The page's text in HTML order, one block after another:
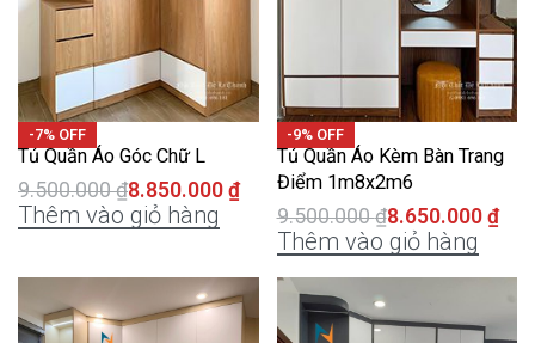
-7% OFF
Tủ Quần Áo Góc Chữ L
9.500.000₫8.850.000 ₫
Thêm vào giỏ hàng
-9% OFF
Tủ Quần Áo Kèm Bàn Trang
Điểm 1m8x2m6
9.500.000₫8.650.000 ₫
Thêm vào giỏ hàng